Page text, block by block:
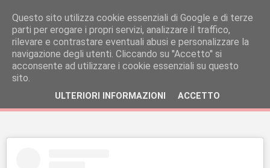
Questo sito utilizza cookie essenziali di Google e di terze
parti per erogare i propri servizi, analizzare il traffico,
rilevare e contrastare eventuali abusi e personalizzare la
navigazione degli utenti. Cliccando su ''Accetto'' si
acconsente ad utilizzare i cookie essenziali su questo
sito.
ULTERIORI INFORMAZIONI ACCETTO